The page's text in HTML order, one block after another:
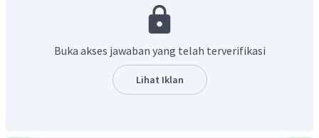
Domain elektron terbagi atas dua yaitu PEI dan PEB.
Domain PEI dapat dilihat dari rumus kimia senyawa nya
adalah 2. Sedangkan PEB dari atom pusat Ti(ev = 4) dapat
dihitung dengan rumus, pada senyawa ini oksigen berikatan
rangkap 2 sehingga dalam menghitung PEI dikali 2 yaitu:
Buka akses jawaban yang telah terverifikasi
Lihat Iklan